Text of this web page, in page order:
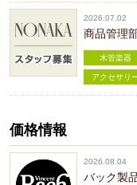
2026.07.02
商品管理
木管楽器
アクセサリ
価格情報
2026.08.04
バック製